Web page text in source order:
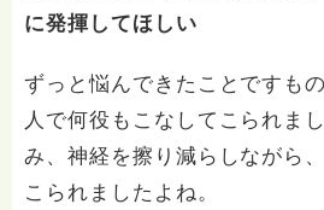
に発揮してほしい
ずっと悩んできたことですも
人で何役もこなしてこられま
み、神経を擦り減らしながら
こられましたよね。